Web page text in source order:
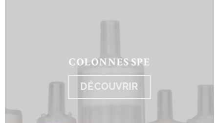
COLONNES SPE
DÉCOUVRIR